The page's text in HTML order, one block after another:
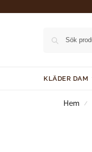
KLÄDER DAM
Hem /